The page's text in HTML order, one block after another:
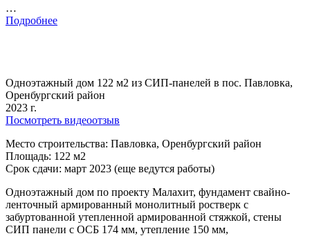
…
Подробнее
Одноэтажный дом 122 м2 из СИП-панелей в пос. Павловка,
Оренбургский район
2023 г.
Посмотреть видеоотзыв
Место строительства: Павловка, Оренбургский район
Площадь: 122 м2
Срок сдачи: март 2023 (еще ведутся работы)
Одноэтажный дом по проекту Малахит, фундамент свайно-
ленточный армированный монолитный ростверк с
забуртованной утепленной армированной стяжкой, стены
СИП панели с ОСБ 174 мм, утепление 150 мм,